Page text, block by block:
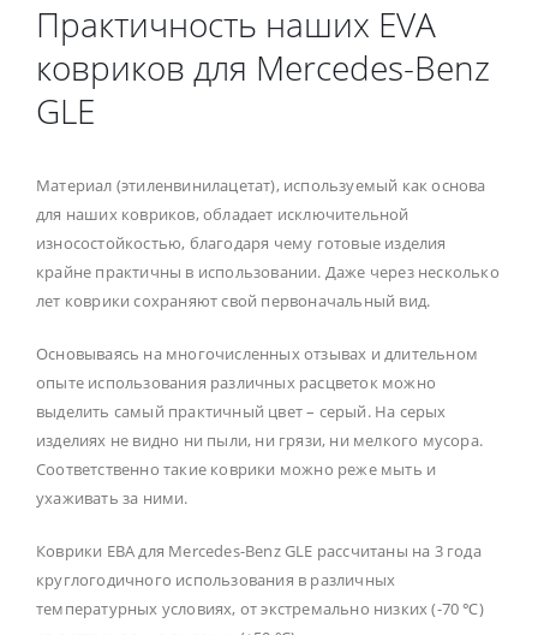
Практичность наших EVA
ковриков для Mercedes-Benz
GLE
Материал (этиленвинилацетат), используемый как основа
для наших ковриков, обладает исключительной
износостойкостью, благодаря чему готовые изделия
крайне практичны в использовании. Даже через несколько
лет коврики сохраняют свой первоначальный вид.
Основываясь на многочисленных отзывах и длительном
опыте использования различных расцветок можно
выделить самый практичный цвет – серый. На серых
изделиях не видно ни пыли, ни грязи, ни мелкого мусора.
Соответственно такие коврики можно реже мыть и
ухаживать за ними.
Коврики ЕВА для Mercedes-Benz GLE рассчитаны на 3 года
круглогодичного использования в различных
температурных условиях, от экстремально низких (-70 ℃)